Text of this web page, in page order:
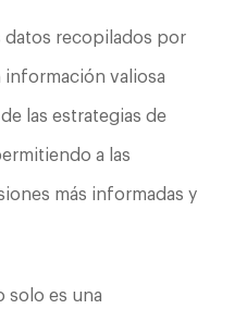
datos recopilados por
valiosa
las estrategias de
a las
más informadas y
solo es una